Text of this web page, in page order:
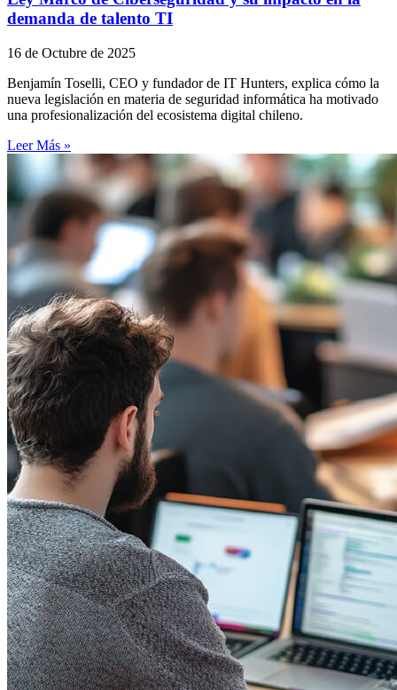
demanda de talento TI
16 de Octubre de 2025
Benjamín Toselli, CEO y fundador de IT Hunters, explica cómo la
nueva legislación en materia de seguridad informática ha motivado
una profesionalización del ecosistema digital chileno.
Leer Más »